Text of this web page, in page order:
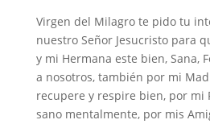
Virgen del Milagro te pido tu
nuestro Señor Jesucristo para
y mi Hermana este bien, Sana,
a nosotros, también por mi
recupere y respire bien, por mi
sano mentalmente, por mis